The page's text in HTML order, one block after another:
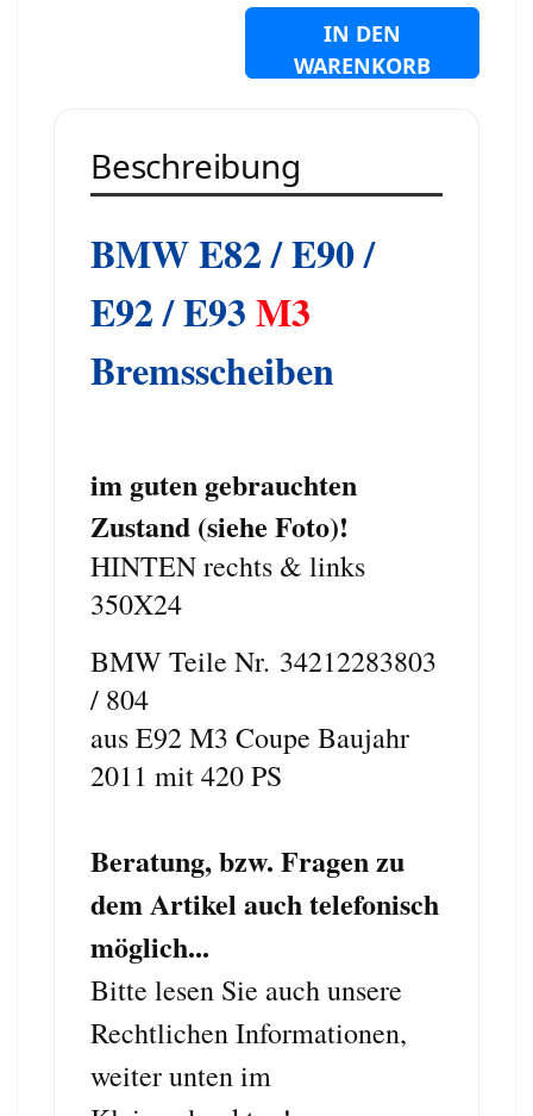
IN DEN
WARENKORB
Beschreibung
BMW E82 / E90 /
E92 / E93M3
Bremsscheiben
im guten gebrauchten
Zustand (siehe Foto)!
HINTEN rechts & links
350X24
BMW Teile Nr. 34212283803
/ 804
aus E92 M3 Coupe Baujahr
2011 mit 420 PS
Beratung, bzw. Fragen zu
dem Artikel auch telefonisch
möglich...
Bitte lesen Sie auch unsere
Rechtlichen Informationen,
weiter unten im